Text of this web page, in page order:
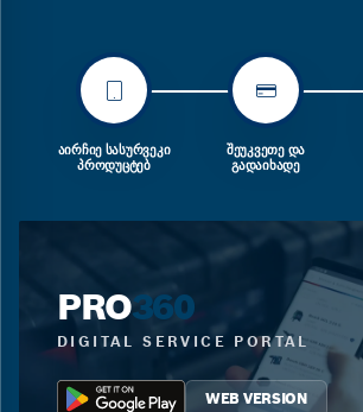
ᲐᲘᲠᲩᲘᲔ ᲡᲐᲡᲣᲠᲕᲔᲙᲘ
ᲞᲠᲝᲓᲣᲪᲢᲔᲑ
ᲨᲔᲣᲙᲕᲔᲗᲔ ᲓᲐ
ᲒᲐᲓᲐᲘᲮᲐᲓᲔ
PRO360
DIGITAL SERVICE PORTAL
WEB VERSION